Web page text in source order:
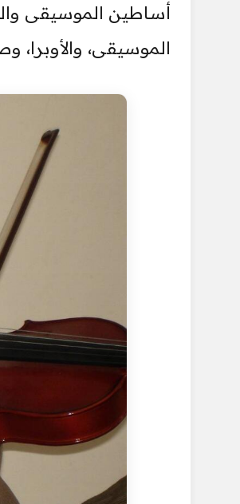
أساطين الموسيقى
الموسيقى، والأوبرا،